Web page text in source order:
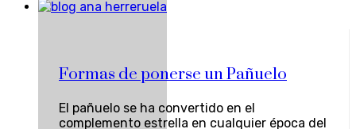
Formas de ponerse un Pañuelo
El pañuelo se ha convertido en el
complemento estrella en cualquier época del